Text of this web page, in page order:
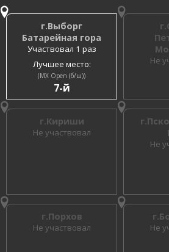
г.Выборг
Батарейная гора
Участвовал 1 раз
Лучшее место:
(MX Open (б/ш))
7-й
Не
г.Кириши
Не участвовал
Не
г.Порхов
Не участвовал Не